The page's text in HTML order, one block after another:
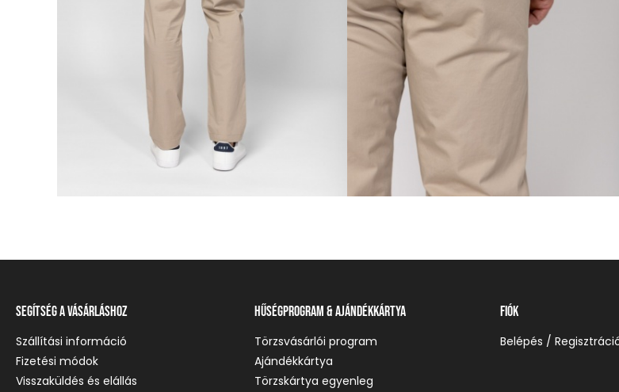
Segítség a vásárláshoz
Szállítási információ
Fizetési módok
Visszaküldés és elállás
Hűségprogram & Ajándékkártya
Törzsvásárlói program
Ajándékkártya
Törzskártya egyenleg
Fiók
Belépés /